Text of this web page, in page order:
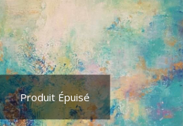
Produit Épuisé